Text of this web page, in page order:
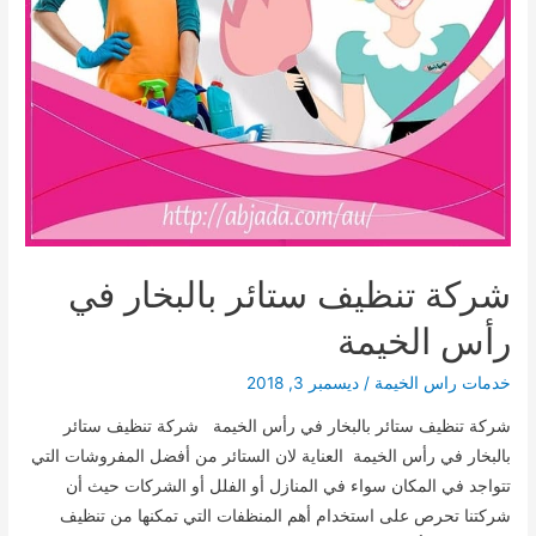
شركة تنظيف ستائر بالبخار في
رأس الخيمة
خدمات راس الخيمة /ديسمبر 3, 2018
شركة تنظيف ستائر بالبخار في رأس الخيمة شركة تنظيف ستائر
بالبخار في رأس الخيمة العناية لان الستائر من أفضل المفروشات التي
تتواجد في المكان سواء في المنازل أو الفلل أو الشركات حيث أن
شركتنا تحرص على استخدام أهم المنظفات التي تمكنها من تنظيف